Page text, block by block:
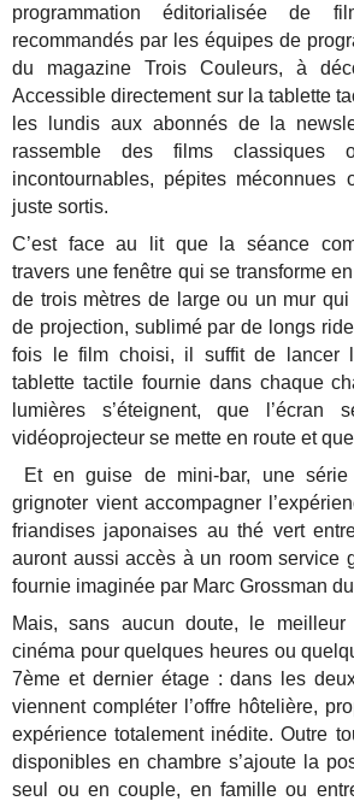
programmation éditorialisée de
recommandés par les équipes de
du magazine Trois Couleurs, à
Accessible directement sur la tablette
les lundis aux abonnés de la
rassemble des films classiques
incontournables, pépites méconnues
juste sortis.
C’est face au lit que la séance
travers une fenêtre qui se transforme
de trois mètres de large ou un mur qui
de projection, sublimé par de longs
fois le film choisi, il suffit de lancer
tablette tactile fournie dans chaque
lumières s’éteignent, que
vidéoprojecteur se mette en route et
Et en guise de mini-bar, une série
grignoter vient accompagner
friandises japonaises au thé vert
auront aussi accès à un room service
fournie imaginée par Marc Grossman
Mais, sans aucun doute, le
cinéma pour quelques heures ou
7ème et dernier étage : dans les
viennent compléter l’offre hôtelière,
expérience totalement inédite. Outre
disponibles en chambre s’ajoute la
seul ou en couple, en famille ou